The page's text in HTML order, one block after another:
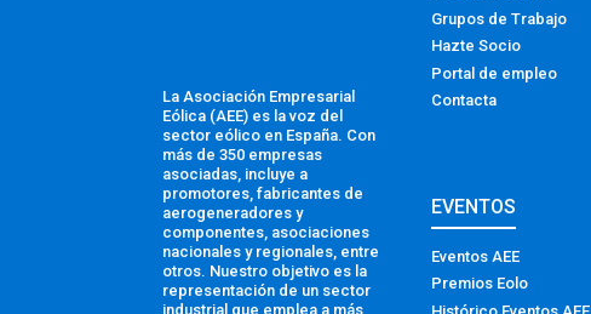
La Asociación Empresarial
Eólica (AEE) es la voz del
sector eólico en España. Con
más de 350 empresas
asociadas, incluye a
promotores, fabricantes de
aerogeneradores y
componentes, asociaciones
nacionales y regionales, entre
otros. Nuestro objetivo es la
representación de un sector
industrial que emplea a más
Grupos de Trabajo
Hazte Socio
Portal de empleo
Contacta
EVENTOS
Eventos AEE
Premios Eolo